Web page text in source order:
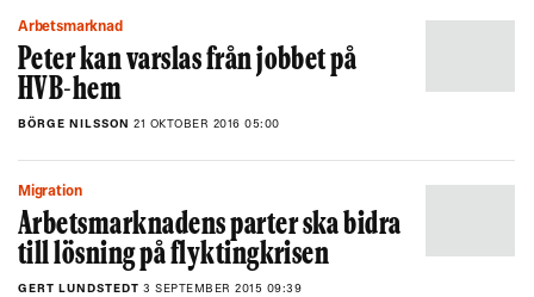
Arbetsmarknad
Peter kan varslas från jobbet på
HVB-hem
BÖRGE NILSSON 21 OKTOBER 2016 05:00
Migration
Arbetsmarknadens parter ska bidra
till lösning på flyktingkrisen
GERT LUNDSTEDT 3 SEPTEMBER 2015 09:39